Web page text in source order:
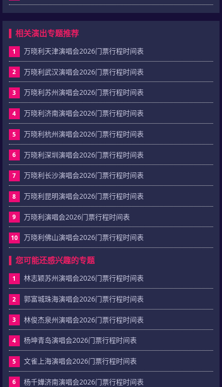
相关演出专题推荐
1 万晓利天津演唱会2026门票行程时间表
2 万晓利武汉演唱会2026门票行程时间表
3 万晓利苏州演唱会2026门票行程时间表
4 万晓利济南演唱会2026门票行程时间表
5 万晓利杭州演唱会2026门票行程时间表
6 万晓利深圳演唱会2026门票行程时间表
7 万晓利长沙演唱会2026门票行程时间表
8 万晓利昆明演唱会2026门票行程时间表
9 万晓利演唱会2026门票行程时间表
10 万晓利佛山演唱会2026门票行程时间表
您可能还感兴趣的专题
1 林志颖苏州演唱会2026门票行程时间表
2 郭富城珠海演唱会2026门票行程时间表
3 林俊杰泉州演唱会2026门票行程时间表
4 杨坤青岛演唱会2026门票行程时间表
5 文雀上海演唱会2026门票行程时间表
6 杨千嬅济南演唱会2026门票行程时间表